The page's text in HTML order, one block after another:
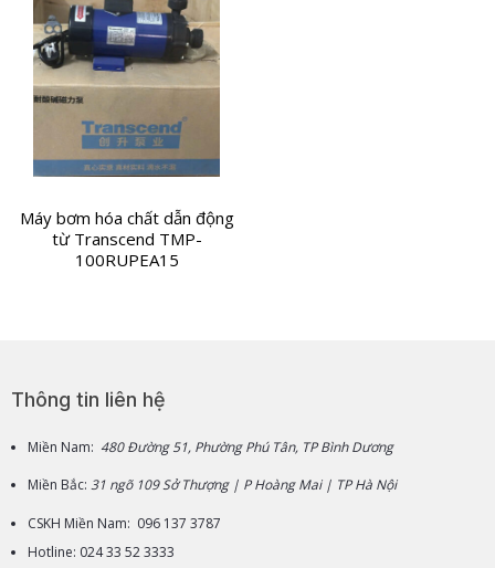
Máy bơm hóa chất dẫn động
từ Transcend TMP-
100RUPEA15
Thông tin liên hệ
Miền Nam: 480 Đường 51, Phường Phú Tân, TP Bình Dương
Miền Bắc: 31 ngõ 109 Sở Thượng | P Hoàng Mai | TP Hà Nội
CSKH Miền Nam: 096 137 3787
Hotline: 024 33 52 3333